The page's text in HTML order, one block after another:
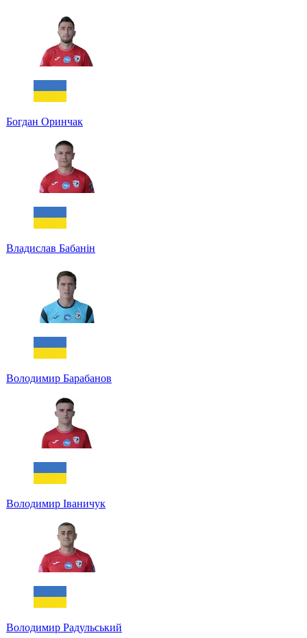
Богдан Оринчак
Владислав Бабанін
Володимир Барабанов
Володимир Іваничук
Володимир Радульський